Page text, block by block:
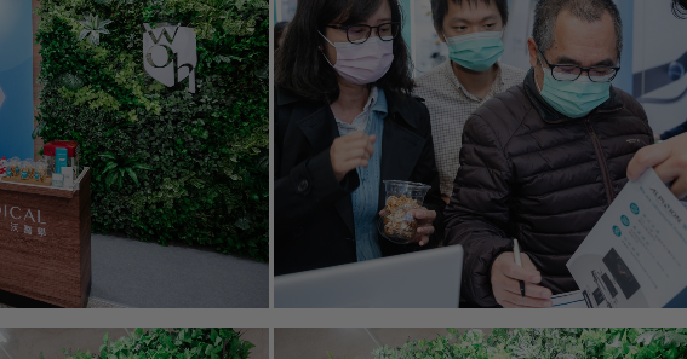
產品介紹
X-CUBE 60 X-CUBE 50
E-CUEB 8 Series
minisono